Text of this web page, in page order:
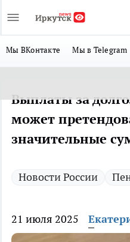
Мы ВКонтакте Мы в Telegram
Выплаты за
может
значительные
Новости России
21 июля 2025